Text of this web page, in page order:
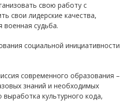
свою работу с
свои лидерские качества,
военная судьба.
социальной инициативности
современного образования –
знаний и необходимых
культурного кода,